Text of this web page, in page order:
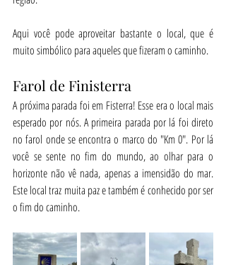
Aqui você pode aproveitar bastante o local, que é
muito simbólico para aqueles que fizeram o caminho.
Farol de Finisterra
A próxima parada foi em Fisterra! Esse era o local mais
esperado por nós. A primeira parada por lá foi direto
no farol onde se encontra o marco do "Km 0". Por lá
você se sente no fim do mundo, ao olhar para o
horizonte não vê nada, apenas a imensidão do mar.
Este local traz muita paz e também é conhecido por ser
o fim do caminho.